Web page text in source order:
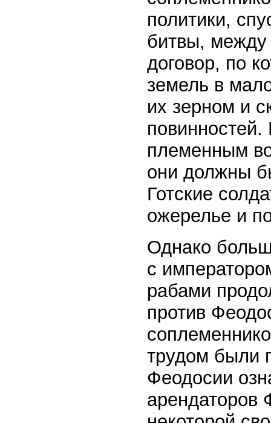
политики,
битвы, между
договор, по
земель в
их зерном и
повинностей.
племенным
они должны
Готские
ожерелье и
Однако
с
рабами
против
трудом были
Феодосии
арендаторов